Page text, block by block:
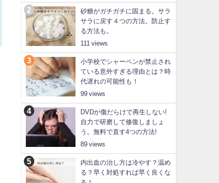
砂糖がガチガチに固まる。サラ
サラに戻す４つの方法。防止す
る方法も。
111
小学校でシャーペンが禁止され
ている意外すぎる理由とは？時
代遅れの可能性も！
99
DVDが傷だらけで再生しない!
自力で研磨して修復しましょ
う。無料で直す4つの方法!
89
内出血の治し方は冷やす？温め
る？早く対処すれば早く良くな